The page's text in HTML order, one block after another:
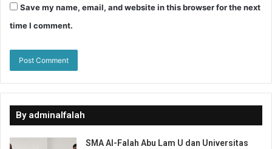
Save my name, email, and website in this browser for the next
time I comment.
By adminalfalah
SMA Al-Falah Abu Lam U dan Universitas